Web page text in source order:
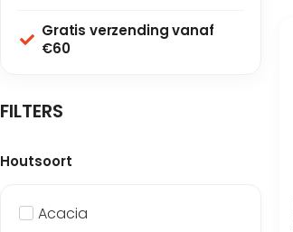
Gratis verzending vanaf
€60
FILTERS
Houtsoort
Acacia